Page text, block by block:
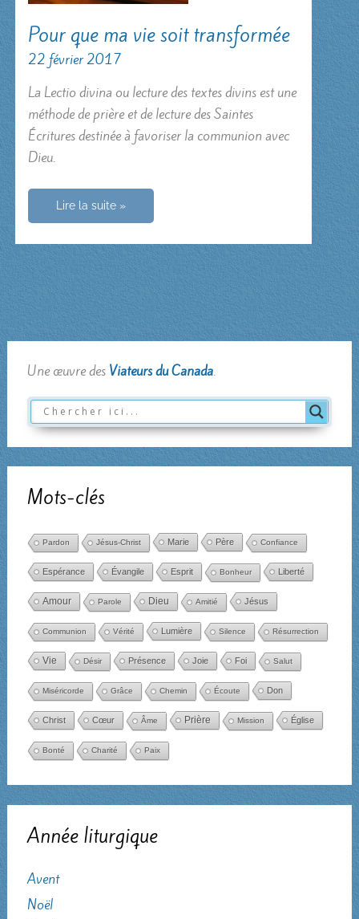
Pour que ma vie soit transformée
22 février 2017
La Lectio divina ou lecture des textes divins est une
méthode de prière et de lecture des Saintes
Écritures destinée à favoriser la communion avec
Dieu.
Pour
ma
soit
transformée
Lire la suite »
Une œuvre des Viateurs du Canada.
Mots-clés
Pardon Jésus-Christ Marie Père Confiance
Espérance Évangile Esprit Bonheur Liberté
Amour Parole Dieu Amitié Jésus
Communion Vérité Lumière Silence Résurrection
Vie Désir Présence Joie Foi Salut
Miséricorde Grâce Chemin Écoute Don
Christ Cœur Âme Prière Mission Église
Bonté Charité Paix
Année liturgique
Avent
Noël